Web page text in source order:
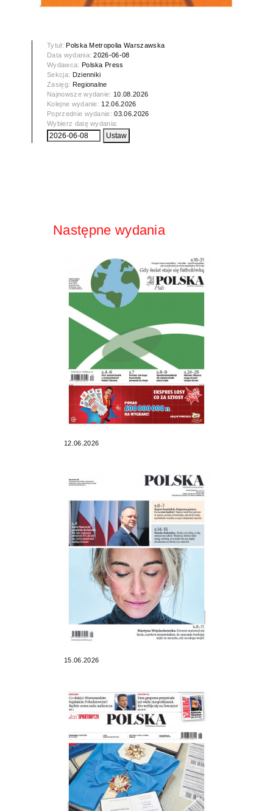
Tytuł: Polska Metropolia Warszawska
Data wydania:2026-06-08
Wydawca: Polska Press
Sekcja: Dzienniki
Zasięg: Regionalne
Najnowsze wydanie: 10.08.2026
Kolejne wydanie: 12.06.2026
Poprzednie wydanie:03.06.2026
Wybierz datę wydania:
Następne wydania
12.06.2026
15.06.2026